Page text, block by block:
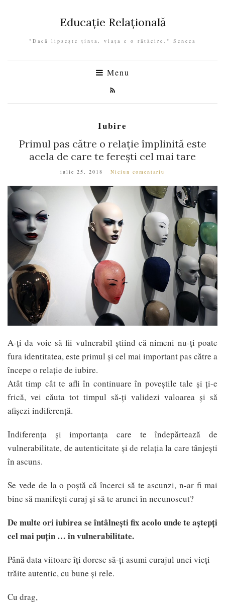
Educație Relațională
"Dacă lipseşte ţinta, viaţa e o rătăcire." Seneca
Menu
Iubire
Primul pas către o relație împlinită este
acela de care te ferești cel mai tare
iulie 25, 2018 Niciun comentariu
A-ți da voie să fii vulnerabil știind că nimeni nu-ți poate
fura identitatea, este primul și cel mai important pas către a
începe o relație de iubire.
Atât timp cât te afli în continuare în poveștile tale și ți-e
frică, vei căuta tot timpul să-ți validezi valoarea și să
afișezi indiferență.
Indiferența și importanța care te îndepărtează de
vulnerabilitate, de autenticitate și de relația la care tânjești
în ascuns.
Se vede de la o poștă că încerci să te ascunzi, n-ar fi mai
bine să manifești curaj și să te arunci în necunoscut?
De multe ori iubirea se întâlnești fix acolo unde te aștepți
cel mai puțin … în vulnerabilitate.
Până data viitoare îți doresc să-ți asumi curajul unei vieți
trăite autentic, cu bune și rele.
Cu drag,